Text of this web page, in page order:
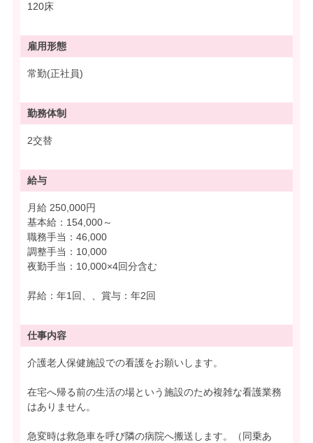
120床
雇用形態
常勤(正社員)
勤務体制
2交替
給与
月給 250,000円
基本給：154,000～
職務手当：46,000
調整手当：10,000
夜勤手当：10,000×4回分含む
昇給：年1回、、賞与：年2回
仕事内容
介護老人保健施設での看護をお願いします。
在宅へ帰る前の生活の場という施設のため複雑な看護業務
はありません。
急変時は救急車を呼び隣の病院へ搬送します。（同乗あ